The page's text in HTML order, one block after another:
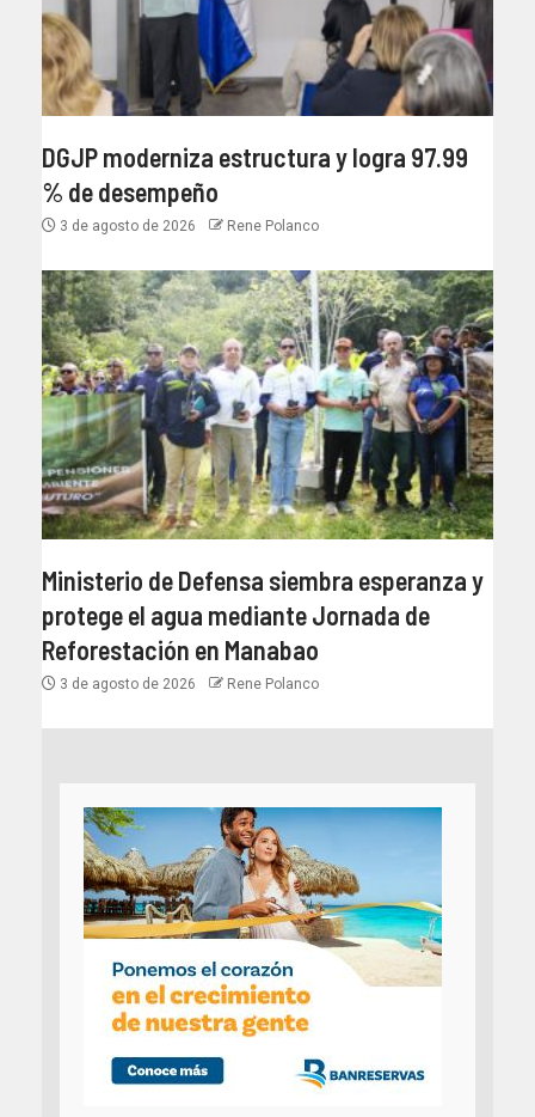
DGJP moderniza estructura y logra 97.99
% de desempeño
3 de agosto de 2026 Rene Polanco
Ministerio de Defensa siembra esperanza y
protege el agua mediante Jornada de
Reforestación en Manabao
3 de agosto de 2026 Rene Polanco